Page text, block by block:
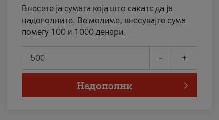
Внесете ја сумата која што сакате да ја
надополните. Ве молиме, внесувајте сума
помеѓу 100 и 1000 денари.
- +
Надополни